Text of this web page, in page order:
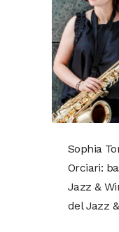
Sophia
Orciari:
Jazz &
del Jazz